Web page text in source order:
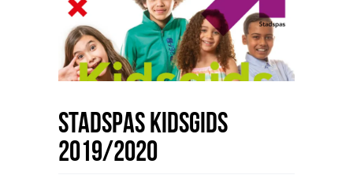
Stadspas Kidsgids
2019/2020